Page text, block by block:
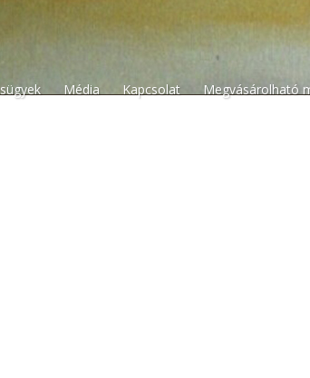
Média Kapcsolat Megvásárolható